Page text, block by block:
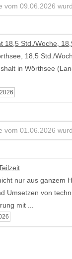
vom 09.06.2026
18,5 Std./Woche,
18,5 Std./
in Wörthsee
vom 01.06.2026
nur aus ganzem
Umsetzen von
mit ...